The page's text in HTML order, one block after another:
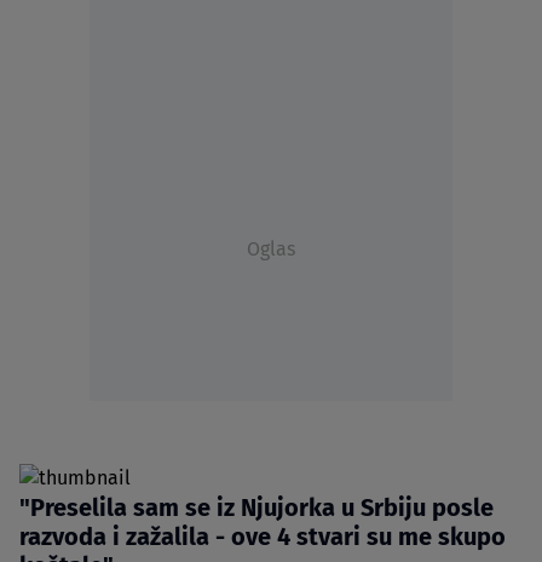
Oglas
"Preselila sam se iz Njujorka u Srbiju posle
razvoda i zažalila - ove 4 stvari su me skupo